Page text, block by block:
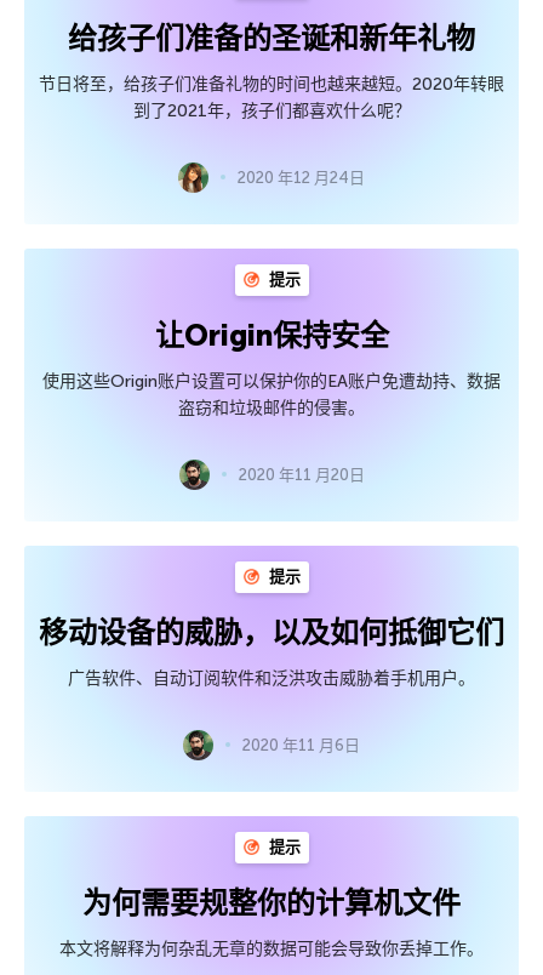
给孩子们准备的圣诞和新年礼物
节日将至，给孩子们准备礼物的时间也越来越短。2020年转眼
到了2021年，孩子们都喜欢什么呢？
2020 年12 月24日
提示
让Origin保持安全
使用这些Origin账户设置可以保护你的EA账户免遭劫持、数据
盗窃和垃圾邮件的侵害。
2020 年11 月20日
提示
移动设备的威胁，以及如何抵御它们
广告软件、自动订阅软件和泛洪攻击威胁着手机用户。
2020 年11 月6日
提示
为何需要规整你的计算机文件
本文将解释为何杂乱无章的数据可能会导致你丢掉工作。